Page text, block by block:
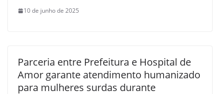
10 de junho de 2025
Parceria entre Prefeitura e Hospital de
Amor garante atendimento humanizado
para mulheres surdas durante